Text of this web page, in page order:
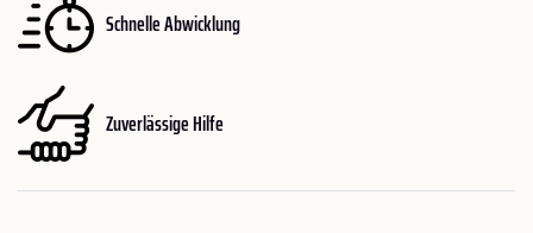
Schnelle Abwicklung
Zuverlässige Hilfe